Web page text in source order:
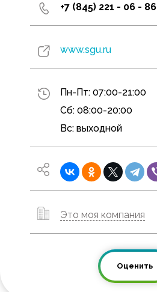
+7 (845) 221 - 06 - 86
www.sgu.ru
Пн-Пт: 07:00-21:00
Сб: 08:00-20:00
Вс: выходной
Это моя компания
Оценить